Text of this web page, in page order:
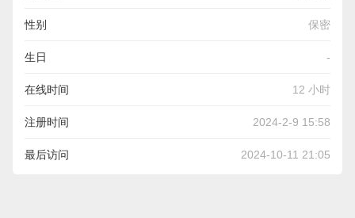
性别 保密
生日 -
在线时间 12 小时
注册时间 2024-2-9 15:58
最后访问 2024-10-11 21:05